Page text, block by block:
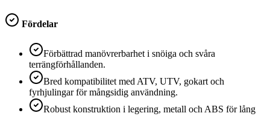
Fördelar
Förbättrad manövrerbarhet i snöiga och svåra
terrängförhållanden.
Bred kompatibilitet med ATV, UTV, gokart och
fyrhjulingar för mångsidig användning.
Robust konstruktion i legering, metall och ABS för lång